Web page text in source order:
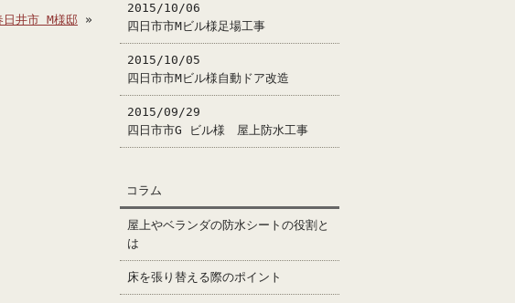
日井市 M様邸 »
2015/10/06
四日市市Mビル様足場工事
2015/10/05
四日市市Mビル様自動ドア改造
2015/09/29
四日市市G ビル様 屋上防水工事
コラム
屋上やベランダの防水シートの役割と
は
床を張り替える際のポイント